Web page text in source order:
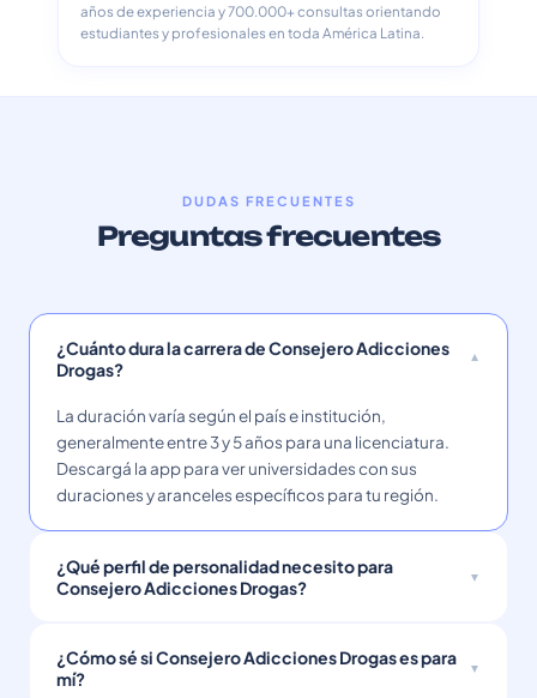
años de experiencia y 700.000+ consultas orientando
estudiantes y profesionales en toda América Latina.
DUDAS FRECUENTES
Preguntas frecuentes
¿Cuánto dura la carrera de Consejero Adicciones
Drogas?
La duración varía según el país e institución,
generalmente entre 3 y 5 años para una licenciatura.
Descargá la app para ver universidades con sus
duraciones y aranceles específicos para tu región.
¿Qué perfil de personalidad necesito para
Consejero Adicciones Drogas?
¿Cómo sé si Consejero Adicciones Drogas es para
mí?